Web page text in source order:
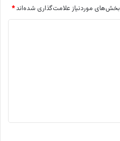
بخش‌های موردنیاز علامت‌گذاری شده‌اند*